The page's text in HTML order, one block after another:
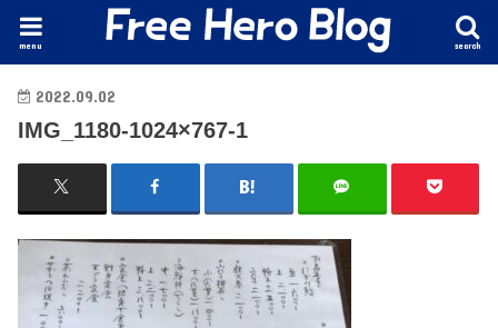
search
menu
2022.09.02
IMG_1180-1024×767-1